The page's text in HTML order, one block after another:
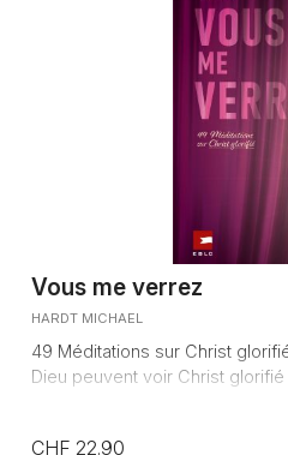
Vous me verrez
HARDT MICHAEL
49 Méditations sur Christ
Dieu peuvent voir Christ
CHF 22.90